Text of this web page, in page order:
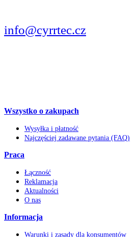
info@cyrrtec.cz
Wszystko o zakupach
Wysyłka i płatność
Najczęściej zadawane pytania (FAQ)
Praca
Łączność
Reklamacja
Aktualności
O nas
Informacja
Warunki i zasady dla konsumentów